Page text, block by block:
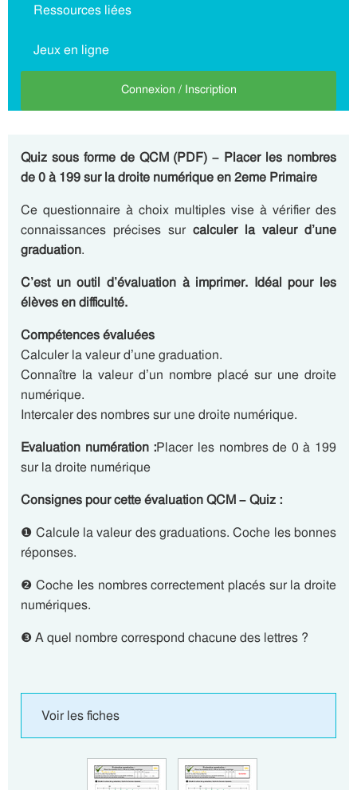
Ressources liées
Jeux en ligne
Connexion / Inscription
Quiz sous forme de QCM (PDF) – Placer les nombres
de 0 à 199 sur la droite numérique en 2eme Primaire
Ce questionnaire à choix multiples vise à vérifier des
connaissances précises sur calculer la valeur d’une
graduation.
C’est un outil d’évaluation à imprimer. Idéal pour les
élèves en difficulté.
Compétences évaluées
Calculer la valeur d’une graduation.
Connaître la valeur d’un nombre placé sur une droite
numérique.
Intercaler des nombres sur une droite numérique.
Evaluation numération :Placer les nombres de 0 à 199
sur la droite numérique
Consignes pour cette évaluation QCM – Quiz :
❶ Calcule la valeur des graduations. Coche les bonnes
réponses.
❷ Coche les nombres correctement placés sur la droite
numériques.
❸ A quel nombre correspond chacune des lettres ?
Voir les fiches